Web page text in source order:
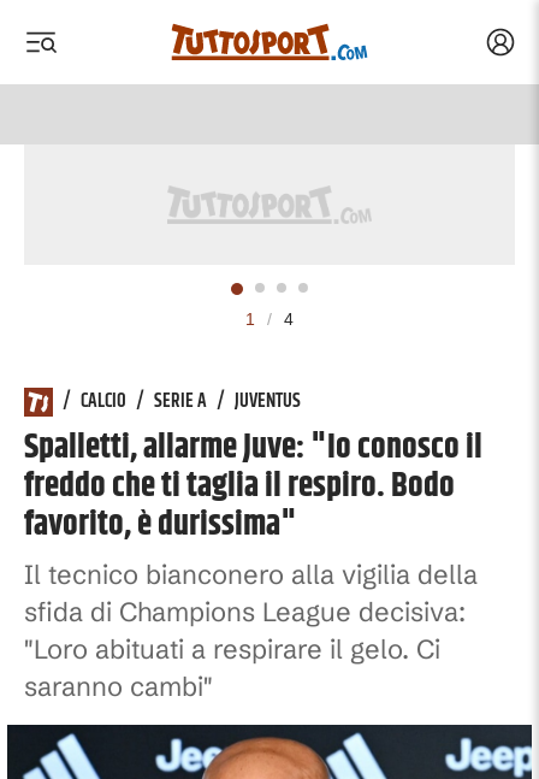
1 / 4
/ CALCIO / SERIE A / JUVENTUS
Spalletti, allarme Juve: "Io conosco il
freddo che ti taglia il respiro. Bodo
favorito, è durissima"
Il tecnico bianconero alla vigilia della
sfida di Champions League decisiva:
"Loro abituati a respirare il gelo. Ci
saranno cambi"